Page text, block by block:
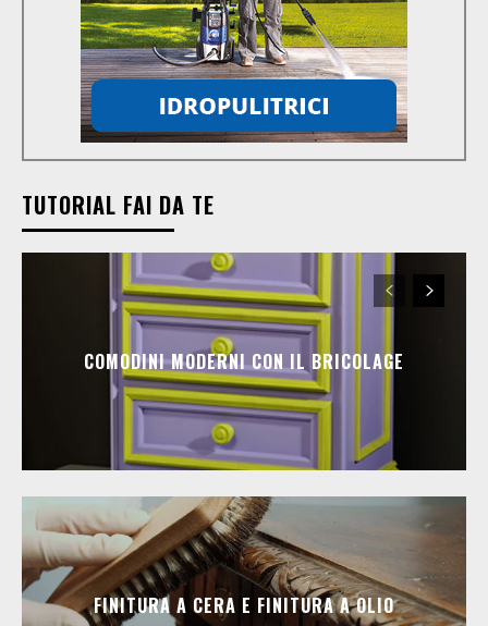
TUTORIAL FAI DA TE
COMODINI MODERNI CON IL BRICOLAGE
FINITURA A CERA E FINITURA A OLIO